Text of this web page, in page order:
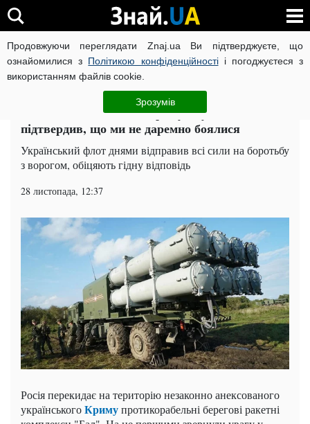
Продовжуючи переглядати Znaj.ua Ви підтверджуєте, що
ознайомилися з Політикою конфіденційностіі погоджуєтеся з
використанням файлів cookie.
Зрозумів
ВІЙНА РОСІЇ ПРОТИ УКРАЇНИ КОРОНАВІРУС В УКРАЇНІ
ЧИТАТЬ НА РУССКОМ
Ракетні комплекси до Криму: Путін
підтвердив, що ми не даремно боялися
Український флот днями відправив всі сили на боротьбу
з ворогом, обіцяють гідну відповідь
28 листопада, 12:37
Росія перекидає на територію незаконно анексованого
українськогоКримупротикорабельні берегові ракетні